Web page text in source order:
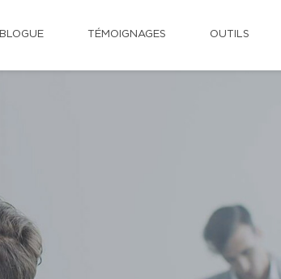
BLOGUE TÉMOIGNAGES OUTILS